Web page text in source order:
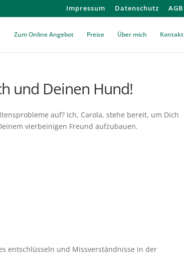
Impressum Datenschutz AGB
Zum Online Angebot Preise Über mich Kontakt
und Deinen Hund!
auf? Ich, Carola, stehe bereit, um Dich
vierbeinigen Freund aufzubauen.
entschlüsseln und Missverständnisse in der